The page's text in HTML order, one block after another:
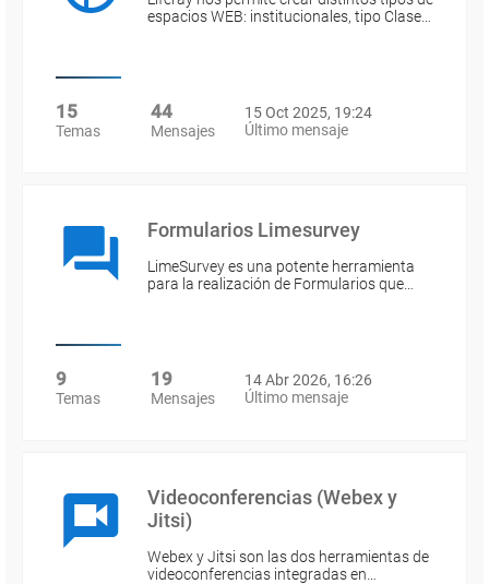
espacios WEB: institucionales, tipo Clase…
15
Temas
44
Mensajes
15 Oct 2025, 19:24
Último mensaje
Formularios Limesurvey
LimeSurvey es una potente herramienta
para la realización de Formularios que…
9
Temas
19
Mensajes
14 Abr 2026, 16:26
Último mensaje
Videoconferencias (Webex y
Jitsi)
Webex y Jitsi son las dos herramientas de
videoconferencias integradas en…